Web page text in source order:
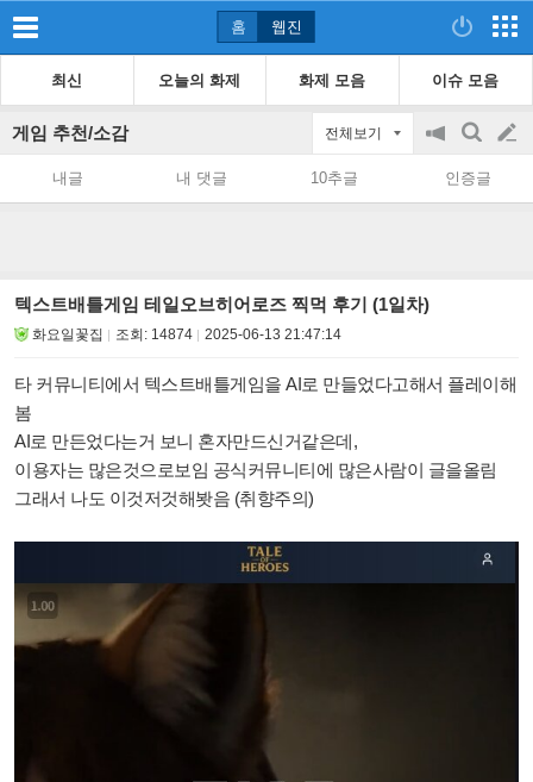
홈 웹진
최신 오늘의 화제 화제 모음 이슈 모음
게임 추천/소감 전체보기
공
on/off
검
색
글
쓰
내글 내 댓글 10추글 인증글
텍스트배틀게임 테일오브히어로즈 찍먹 후기 (1일차)
화요일꽃집 조회: 14874 2025-06-13 21:47:14
타 커뮤니티에서 텍스트배틀게임을 AI로 만들었다고해서 플레이해
봄
AI로 만든었다는거 보니 혼자만드신거같은데,
이용자는 많은것으로보임 공식커뮤니티에 많은사람이 글을올림
그래서 나도 이것저것해봣음 (취향주의)